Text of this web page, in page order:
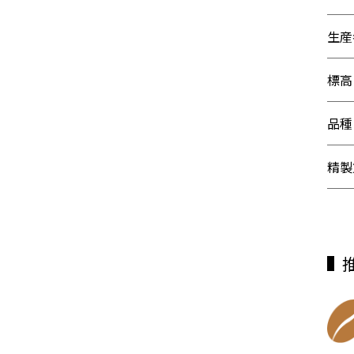
生
標高
品種
精